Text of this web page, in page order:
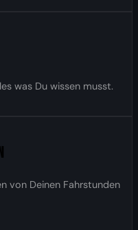
was Du wissen musst.
von Deinen Fahrstunden